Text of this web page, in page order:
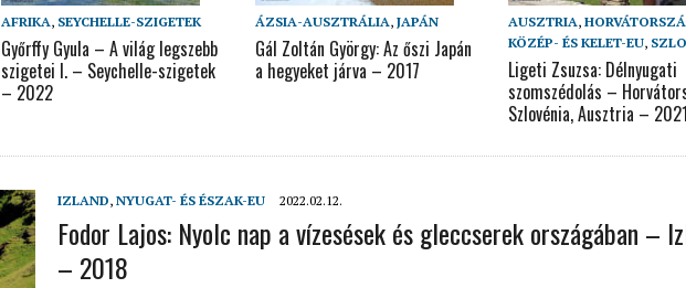
AFRIKA, SEYCHELLE-SZIGETEK
Győrffy Gyula – A világ legszebb
szigetei I. – Seychelle-szigetek
– 2022
ÁZSIA-AUSZTRÁLIA, JAPÁN
Gál Zoltán György: Az őszi Japán
a hegyeket járva – 2017
AUSZTRIA,
KÖZÉP- ÉS KELET-EU,
Ligeti Zsuzsa: Délnyugati
szomszédolás –
Szlovénia, Ausztria – 2021
IZLAND, NYUGAT- ÉS ÉSZAK-EU 2022.02.12.
Fodor Lajos: Nyolc nap a vízesések és gleccserek országában –
– 2018